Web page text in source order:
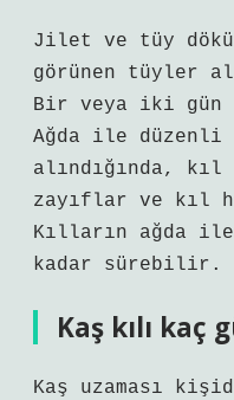
Jilet ve tüy
görünen tüyler
Bir veya iki
Ağda ile düzenli
alındığında,
zayıflar ve kıl
Kılların ağda
kadar sürebilir.
Kaş kılı kaç
Kaş uzaması